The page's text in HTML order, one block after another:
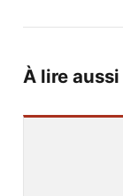
À lire aussi